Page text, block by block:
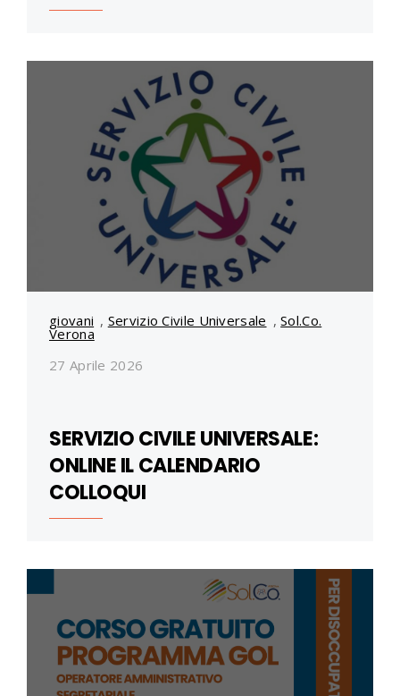
giovani , Servizio Civile Universale ,Sol.Co.
Verona
27 Aprile 2026
SERVIZIO CIVILE UNIVERSALE:
ONLINE IL CALENDARIO
COLLOQUI